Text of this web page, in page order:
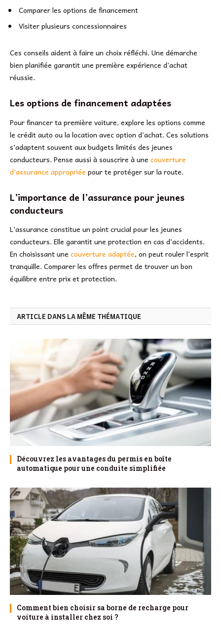
Comparer les options de financement
Visiter plusieurs concessionnaires
Ces conseils aident à faire un choix réfléchi. Une démarche
bien planifiée garantit une première expérience d’achat
réussie.
Les options de financement adaptées
Pour financer ta première voiture, explore les options comme
le crédit auto ou la location avec option d’achat. Ces solutions
s’adaptent souvent aux budgets limités des jeunes
conducteurs. Pense aussi à souscrire à une couverture
d’assurance appropriée pour te protéger sur la route.
L’importance de l’assurance pour jeunes
conducteurs
L’assurance constitue un point crucial pour les jeunes
conducteurs. Elle garantit une protection en cas d’accidents.
En choisissant une couverture adaptée, on peut rouler l’esprit
tranquille. Comparer les offres permet de trouver un bon
équilibre entre prix et protection.
ARTICLE DANS LA MÊME THÉMATIQUE
Découvrez les avantages du permis en boîte
automatique pour une conduite simplifiée
Comment bien choisir sa borne de recharge pour
voiture à installer chez soi ?